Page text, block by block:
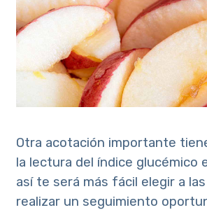
Otra acotación importante
la lectura del índice glucémico
así te será más fácil elegir a
realizar un seguimiento